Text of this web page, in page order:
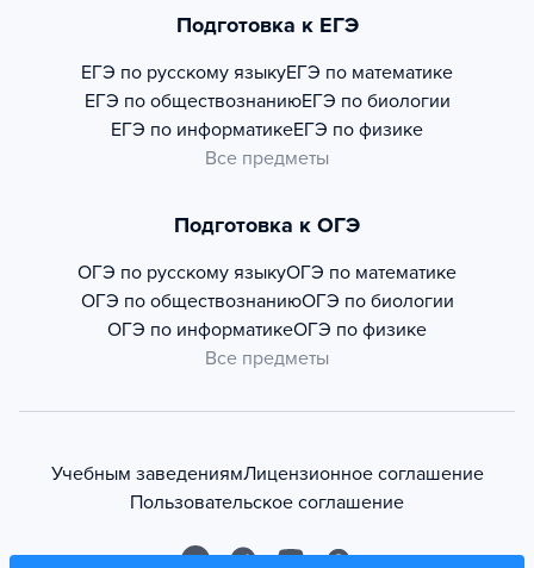
Подготовка к ЕГЭ
ЕГЭ по русскому языкуЕГЭ по математике
ЕГЭ по обществознаниюЕГЭ по биологии
ЕГЭ по информатикеЕГЭ по физике
Все предметы
Подготовка к ОГЭ
ОГЭ по русскому языкуОГЭ по математике
ОГЭ по обществознаниюОГЭ по биологии
ОГЭ по информатикеОГЭ по физике
Все предметы
Учебным заведениямЛицензионное соглашение
Пользовательское соглашение